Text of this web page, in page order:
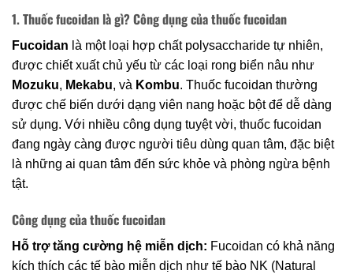
1. Thuốc fucoidan là gì? Công dụng của thuốc fucoidan
Fucoidan là một loại hợp chất polysaccharide tự nhiên,
được chiết xuất chủ yếu từ các loại rong biển nâu như
Mozuku, Mekabu, và Kombu. Thuốc fucoidan thường
được chế biến dưới dạng viên nang hoặc bột để dễ dàng
sử dụng. Với nhiều công dụng tuyệt vời, thuốc fucoidan
đang ngày càng được người tiêu dùng quan tâm, đặc biệt
là những ai quan tâm đến sức khỏe và phòng ngừa bệnh
tật.
Công dụng của thuốc fucoidan
Hỗ trợ tăng cường hệ miễn dịch: Fucoidan có khả năng
kích thích các tế bào miễn dịch như tế bào NK (Natural